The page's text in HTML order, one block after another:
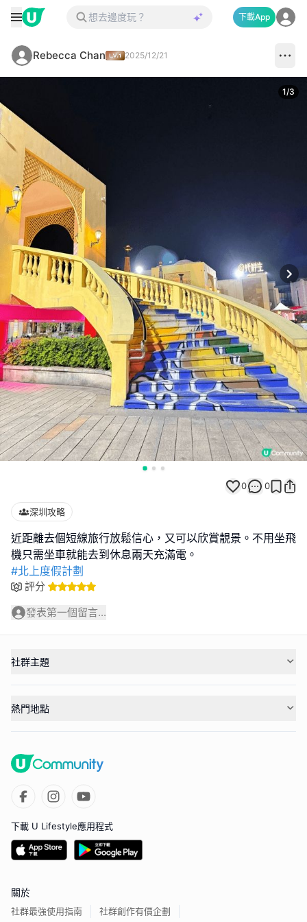
下載App
Rebecca Chan 2025/12/21
1/3
0 0
深圳攻略
近距離去個短線旅行放鬆信心，又可以欣賞靚景。不用坐飛
#北上度假計劃
評分
發表第一個留言...
社群主題
熱門地點
下載 U Lifestyle應用程式
關於
社群最強使用指南 社群創作有價企劃